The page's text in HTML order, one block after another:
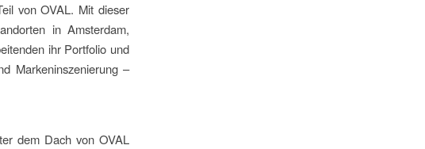
von OVAL. Mit dieser
in Amsterdam,
ihr Portfolio und
Markeninszenierung –
dem Dach von OVAL